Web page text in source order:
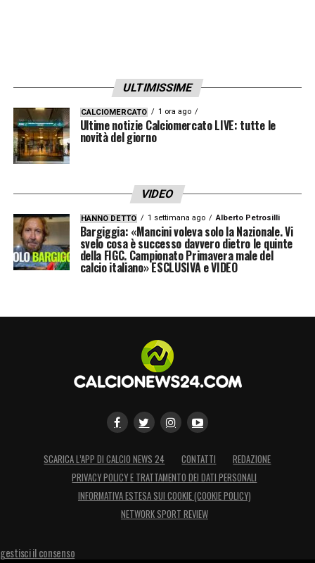
ULTIMISSIME
CALCIOMERCATO 1 ora ago
Ultime notizie Calciomercato LIVE: tutte le
novità del giorno
VIDEO
HANNO DETTO 1 settimana ago Alberto Petrosilli
Bargiggia: «Mancini voleva solo la Nazionale. Vi
svelo cosa è successo davvero dietro le quinte
della FIGC. Campionato Primavera male del
calcio italiano» ESCLUSIVA e VIDEO
SCARICA L’APP DI CALCIO NEWS 24 CONTATTI
REDAZIONE
PRIVACY POLICY E TRATTAMENTO DEI DATI PERSONALI
INFORMATIVA ESTESA SUI COOKIE (COOKIE POLICY)
NETWORK SPORT REVIEW
gestisci il consenso